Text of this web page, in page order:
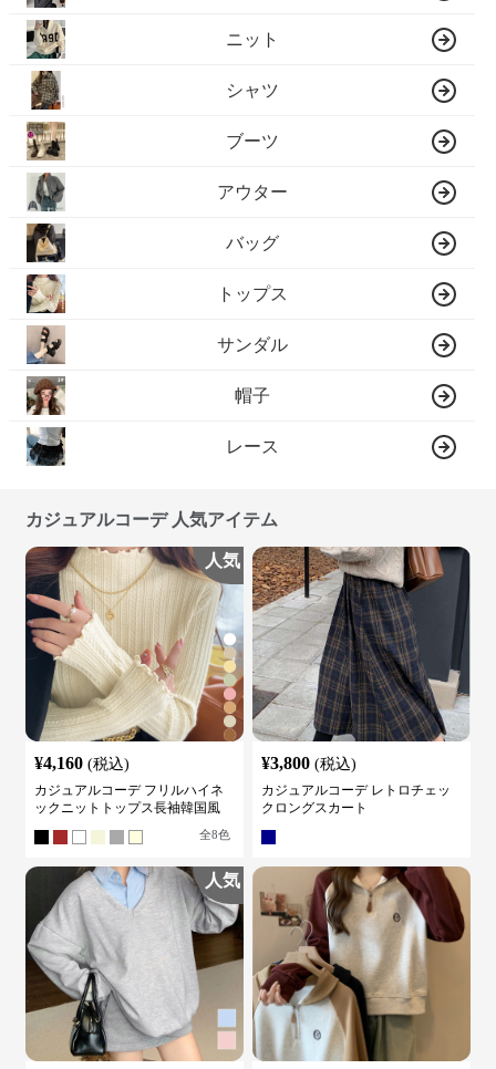
ニット
シャツ
ブーツ
アウター
バッグ
トップス
サンダル
帽子
レース
カジュアルコーデ 人気アイテム
人気
¥4,160 (税込)
カジュアルコーデ フリルハイネ
ックニットトップス長袖韓国風
全8色
¥3,800 (税込)
カジュアルコーデ レトロチェッ
クロングスカート
人気